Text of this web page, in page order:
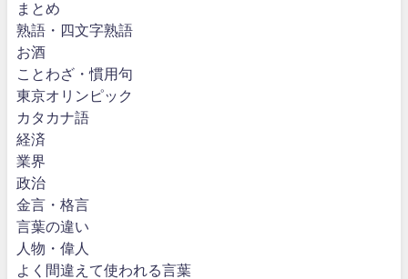
まとめ
熟語・四文字熟語
お酒
ことわざ・慣用句
東京オリンピック
カタカナ語
経済
業界
政治
金言・格言
言葉の違い
人物・偉人
よく間違えて使われる言葉